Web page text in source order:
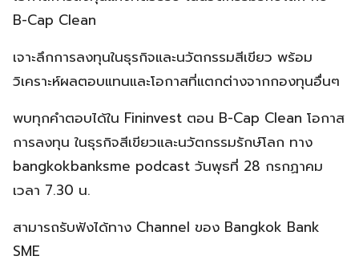
B-Cap Clean
เจาะลึกการลงทุนในธุรกิจและนวัตกรรมสีเขียว พร้อม
วิเคราะห์ผลตอบแทนและโอกาสที่แตกต่างจากกองทุนอื่นๆ
พบทุกคำตอบได้ใน Fininvest ตอน B-Cap Clean โอกาส
การลงทุน ในธุรกิจสีเขียวและนวัตกรรมรักษ์โลก ทาง
bangkokbanksme podcast วันพุธที่ 28 กรกฏาคม
เวลา 7.30 น.
สามารถรับฟังได้ทาง Channel ของ Bangkok Bank
SME